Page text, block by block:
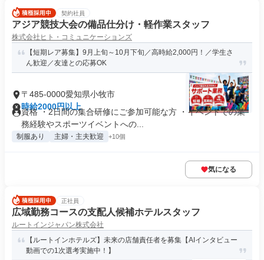
契約社員
アジア競技大会の備品仕分け・軽作業スタッフ
株式会社ヒト・コミュニケーションズ
【短期レア募集】9月上旬～10月下旬／高時給2,000円！／学生さ
ん歓迎／友達との応募OK
〒485-0000愛知県小牧市
時給2000円以上
資格 ・2日間の集合研修にご参加可能な方 ・イベントでの業
務経験やスポーツイベントへの...
制服あり 主婦・主夫歓迎 +10個
気になる
正社員
広域勤務コースの支配人候補ホテルスタッフ
ルートインジャパン株式会社
【ルートインホテルズ】未来の店舗責任者を募集【AIインタビュー
動画での1次選考実施中！】